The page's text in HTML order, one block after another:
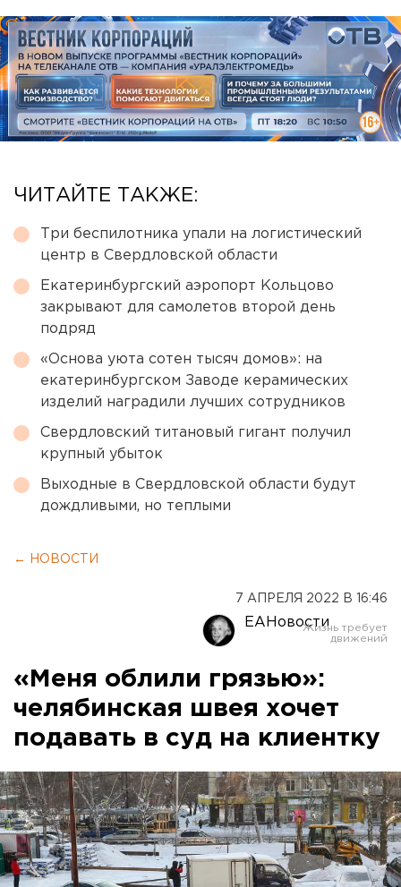
ЧИТАЙТЕ ТАКЖЕ:
Три беспилотника упали на логистический
центр в Свердловской области
Екатеринбургский аэропорт Кольцово
закрывают для самолетов второй день
подряд
«Основа уюта сотен тысяч домов»: на
екатеринбургском Заводе керамических
изделий наградили лучших сотрудников
Свердловский титановый гигант получил
крупный убыток
Выходные в Свердловской области будут
дождливыми, но теплыми
← НОВОСТИ
7 АПРЕЛЯ 2022 В 16:46
ЕАНовости
«Меня облили грязью»:
челябинская швея хочет
подавать в суд на клиентку